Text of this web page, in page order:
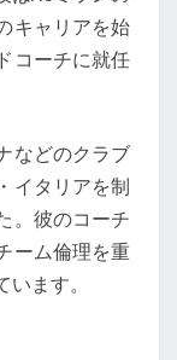
キャリアを始
コーチに就任
などのクラブ
イタリアを制
。彼のコーチ
ーム倫理を重
ます。